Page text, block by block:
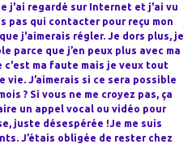
j'ai regardé sur Internet et j'ai vu
pas qui contacter pour reçu mon
j'aimerais régler. Je dors plus, je
parce que j’en peux plus avec ma
ma faute mais je veux tout
J’aimerais si ce sera possible
? Si vous ne me croyez pas, ça
un appel vocal ou vidéo pour
juste désespérée !Je me suis
J’étais obligée de rester chez